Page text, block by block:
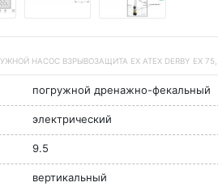
НАСОС ВЗРЫВОЗАЩИТА EX ATEX DERBY EX 75,
погружной дренажно-фекальный
электрический
9.5
вертикальный